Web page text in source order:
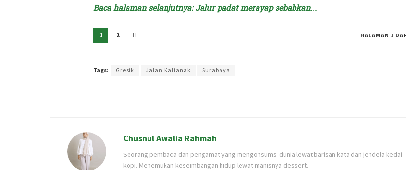
Baca halaman selanjutnya: Jalur padat merayap sebabkan…
HALAMAN 1
1 2
Tags: Gresik Jalan Kalianak Surabaya
Chusnul Awalia Rahmah
Seorang pembaca dan pengamat yang mengonsumsi dunia lewat barisan kata dan jendela kedai
kopi. Menemukan keseimbangan hidup lewat manisnya dessert.